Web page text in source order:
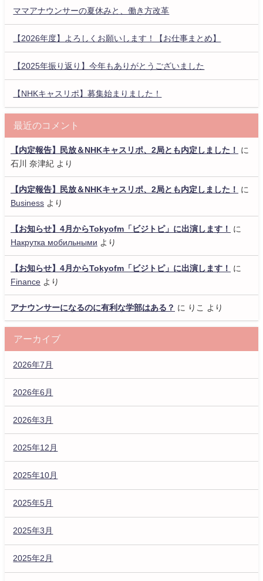
ママアナウンサーの夏休みと、働き方改革
【2026年度】よろしくお願いします！【お仕事まとめ】
【2025年振り返り】今年もありがとうございました
【NHKキャスリポ】募集始まりました！
最近のコメント
【内定報告】民放＆NHKキャスリポ、2局とも内定しました！
に
石川 奈津紀 より
【内定報告】民放＆NHKキャスリポ、2局とも内定しました！
に
Business より
【お知らせ】4月からTokyofm「ビジトピ」に出演します！
に
Накрутка мобильными より
【お知らせ】4月からTokyofm「ビジトピ」に出演します！
に
Finance より
アナウンサーになるのに有利な学部はある？ に りこ より
アーカイブ
2026年7月
2026年6月
2026年3月
2025年12月
2025年10月
2025年5月
2025年3月
2025年2月